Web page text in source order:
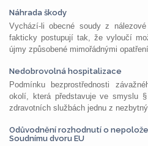
Náhrada škody
Vychází-li obecné soudy z
fakticky postupují tak, že vyloučí
újmy způsobené mimořádnými
Nedobrovolná hospitalizace
Podmínku bezprostřednosti
okolí, která představuje ve smyslu
zdravotních službách jednu z
Odůvodnění rozhodnutí o
Soudnímu dvoru EU